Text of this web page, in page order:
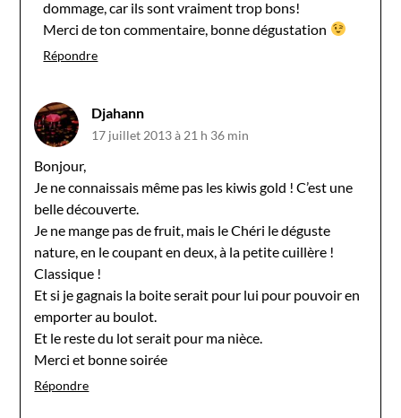
dommage, car ils sont vraiment trop bons!
Merci de ton commentaire, bonne dégustation
Répondre
Djahann
17 juillet 2013 à 21 h 36 min
Bonjour,
Je ne connaissais même pas les kiwis gold ! C’est une
belle découverte.
Je ne mange pas de fruit, mais le Chéri le déguste
nature, en le coupant en deux, à la petite cuillère !
Classique !
Et si je gagnais la boite serait pour lui pour pouvoir en
emporter au boulot.
Et le reste du lot serait pour ma nièce.
Merci et bonne soirée
Répondre